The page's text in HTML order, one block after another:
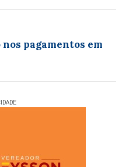
pagamentos em